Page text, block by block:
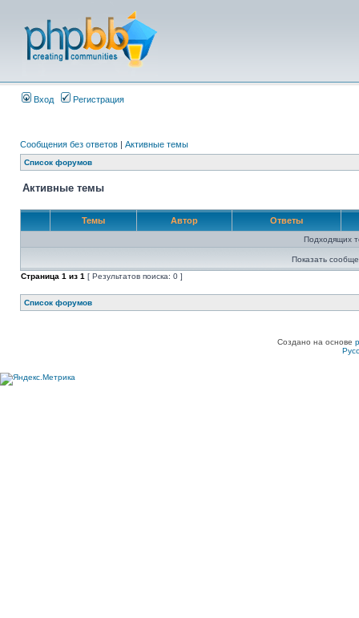
Вход Регистрация
Сообщения без ответов | Активные темы
Список форумов
Активные темы
Темы Автор Ответы
Подходящих
Показать
Страница 1 из 1 [ Результатов поиска: 0 ]
Список форумов
Создано на основе